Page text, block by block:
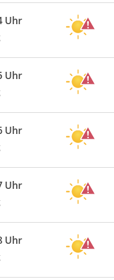
Uhr
Uhr
Uhr
Uhr
Uhr